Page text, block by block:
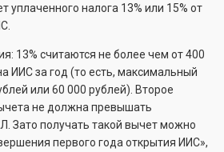
уплаченного налога 13% или 15% от
13% считаются не более чем от 400
ИИС за год (то есть, максимальный
или 60 000 рублей). Второе
не должна превышать
Зато получать такой вычет можно
первого года открытия ИИС»,